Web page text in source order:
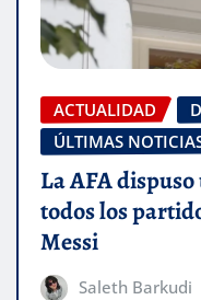
ACTUALIDAD
ÚLTIMAS
La AFA
todos los
Messi
Saleth Barkudi